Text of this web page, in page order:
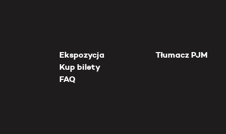
Ekspozycja
Kup bilety
FAQ
Tłumacz PJM